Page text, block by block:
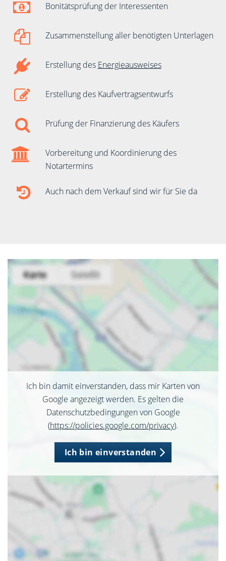
Bonitätsprüfung der Interessenten
Zusammenstellung aller benötigten Unterlagen
Erstellung des Energieausweises
Erstellung des Kaufvertragsentwurfs
Prüfung der Finanzierung des Käufers
Vorbereitung und Koordinierung des
Notartermins
Auch nach dem Verkauf sind wir für Sie da
Ich bin damit einverstanden, dass mir Karten von
Google angezeigt werden. Es gelten die
Datenschutzbedingungen von Google
(https://policies.google.com/privacy).
Ich bin einverstanden